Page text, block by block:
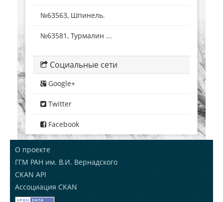
№63563, Шпинель.
№63581, Турмалин ...
Социальные сети
Google+
Twitter
Facebook
О проекте
ГГМ РАН им. В.И. Вернадского
CKAN API
Ассоциация CKAN